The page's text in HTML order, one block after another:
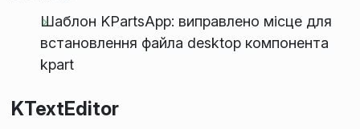
Шаблон KPartsApp: виправлено місце для
встановлення файла desktop компонента
kpart
KTextEditor